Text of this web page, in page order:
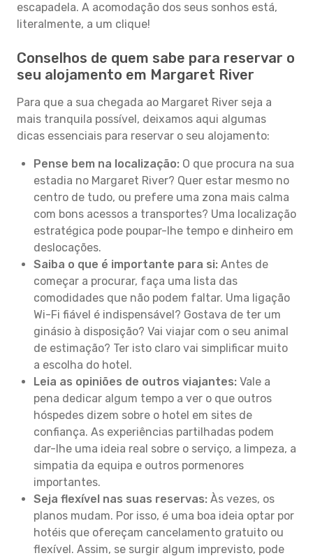
escapadela. A acomodação dos seus sonhos está,
literalmente, a um clique!
Conselhos de quem sabe para reservar o
seu alojamento em Margaret River
Para que a sua chegada ao Margaret River seja a
mais tranquila possível, deixamos aqui algumas
dicas essenciais para reservar o seu alojamento:
Pense bem na localização: O que procura na sua
estadia no Margaret River? Quer estar mesmo no
centro de tudo, ou prefere uma zona mais calma
com bons acessos a transportes? Uma localização
estratégica pode poupar-lhe tempo e dinheiro em
deslocações.
Saiba o que é importante para si: Antes de
começar a procurar, faça uma lista das
comodidades que não podem faltar. Uma ligação
Wi-Fi fiável é indispensável? Gostava de ter um
ginásio à disposição? Vai viajar com o seu animal
de estimação? Ter isto claro vai simplificar muito
a escolha do hotel.
Leia as opiniões de outros viajantes: Vale a
pena dedicar algum tempo a ver o que outros
hóspedes dizem sobre o hotel em sites de
confiança. As experiências partilhadas podem
dar-lhe uma ideia real sobre o serviço, a limpeza, a
simpatia da equipa e outros pormenores
importantes.
Seja flexível nas suas reservas: Às vezes, os
planos mudam. Por isso, é uma boa ideia optar por
hotéis que ofereçam cancelamento gratuito ou
flexível. Assim, se surgir algum imprevisto, pode